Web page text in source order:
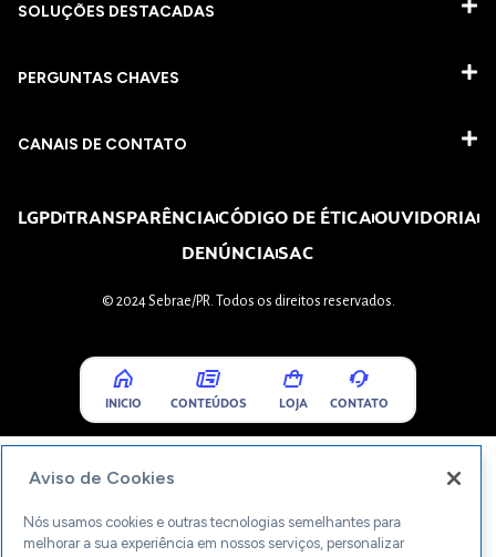
SOLUÇÕES DESTACADAS
PERGUNTAS CHAVES​
CANAIS DE CONTATO
LGPDTRANSPARÊNCIACÓDIGO DE ÉTICAOUVIDORIA
DENÚNCIASAC
© 2024 Sebrae/PR. Todos os direitos reservados.
INICIO CONTEÚDOS LOJA CONTATO
Aviso de Cookies
Nós usamos cookies e outras tecnologias semelhantes para
melhorar a sua experiência em nossos serviços, personalizar